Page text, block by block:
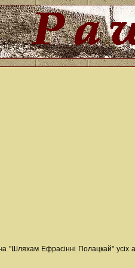
"Шляхам Ефрасінні Полацкай" усіх